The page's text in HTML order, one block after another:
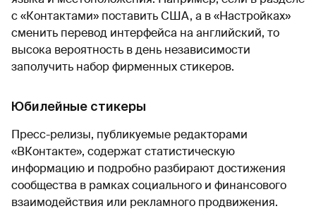
с «Контактами» поставить США, а в «Настройках»
сменить перевод интерфейса на английский, то
высока вероятность в день независимости
заполучить набор фирменных стикеров.
Юбилейные стикеры
Пресс-релизы, публикуемые редакторами
«ВКонтакте», содержат статистическую
информацию и подробно разбирают достижения
сообщества в рамках социального и финансового
взаимодействия или рекламного продвижения.